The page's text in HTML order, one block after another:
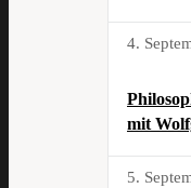
4.
mit
5.